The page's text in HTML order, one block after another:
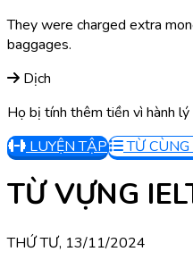
They were charged extra
baggages.
Dịch
Họ bị tính thêm tiền vì hành lý
LUYỆN TẬP
TỪ
TỪ VỰNG
THỨ TƯ, 13/11/2024